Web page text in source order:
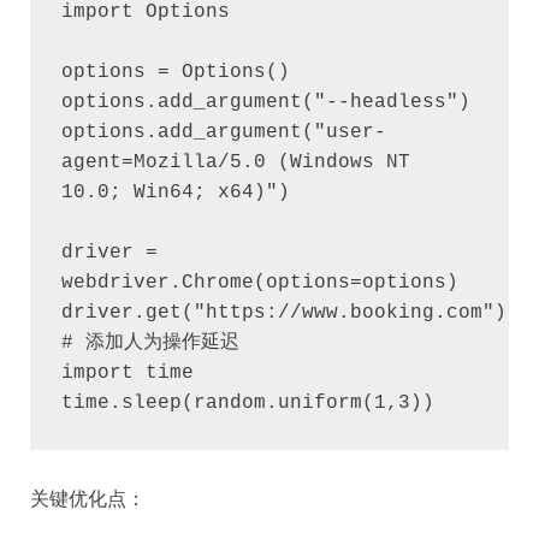
import Options
options = Options()
options.add_argument("--headless")
options.add_argument("user-
agent=Mozilla/5.0 (Windows NT
10.0; Win64; x64)")
driver =
webdriver.Chrome(options=options)
driver.get("https://www.booking.com")
# 添加人为操作延迟
import time
time.sleep(random.uniform(1,3))
关键优化点：